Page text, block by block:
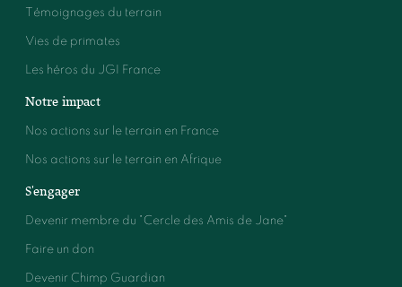
Témoignages du terrain
Vies de primates
Les héros du JGI France
Notre impact
Nos actions sur le terrain en France
Nos actions sur le terrain en Afrique
S'engager
Devenir membre du "Cercle des Amis de Jane"
Faire un don
Devenir Chimp Guardian